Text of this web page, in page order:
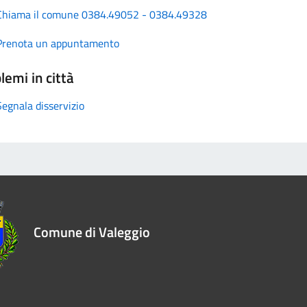
il comune 0384.49052 - 0384.49328
un appuntamento
in città
disservizio
Comune di Valeggio